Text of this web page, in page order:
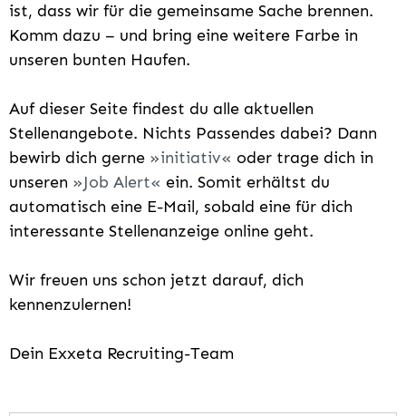
ist, dass wir für die gemeinsame Sache brennen.
Komm dazu – und bring eine weitere Farbe in
unseren bunten Haufen.
Auf dieser Seite findest du alle aktuellen
Stellenangebote. Nichts Passendes dabei? Dann
bewirb dich gerne
initiativ
oder trage dich in
unseren
Job Alert
ein. Somit erhältst du
automatisch eine E-Mail, sobald eine für dich
interessante Stellenanzeige online geht.
Wir freuen uns schon jetzt darauf, dich
kennenzulernen!
Dein Exxeta Recruiting-Team